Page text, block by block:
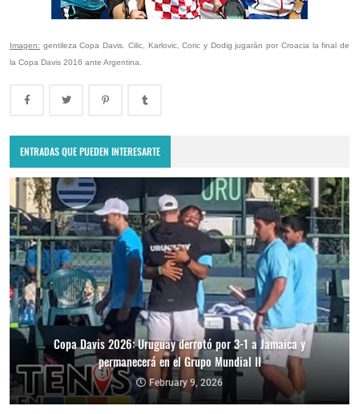
Imagen: gentileza Copa Davis. Cilic, Karlovic, Coric y Dodig jugarán por Croacia la final de
la Copa Davis 2016 ante Argentina.
ENTRADAS QUE PUEDEN INTERESARTE
Copa Davis 2026: Uruguay derrotó por 3-1 a Jamaica y
permanecerá en el Grupo Mundial II
February 9, 2026